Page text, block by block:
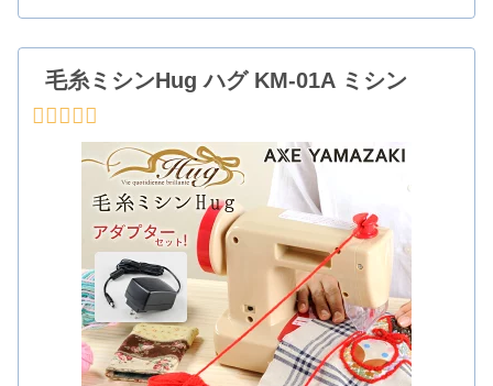
毛糸ミシンHug ハグ KM-01A ミシン